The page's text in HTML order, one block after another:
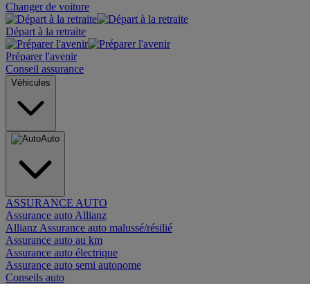
Changer de voiture
Départ à la retraite
Préparer l'avenir
Conseil assurance
Véhicules
Auto
ASSURANCE AUTO
Assurance auto Allianz
Allianz Assurance auto malussé/résilié
Assurance auto au km
Assurance auto électrique
Assurance auto semi autonome
Conseils auto